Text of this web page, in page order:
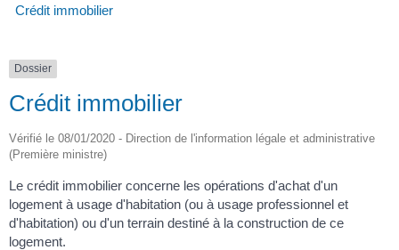
Crédit immobilier
Dossier
Crédit immobilier
Vérifié le 08/01/2020 - Direction de l'information légale et administrative
(Première ministre)
Le crédit immobilier concerne les opérations d'achat d'un
logement à usage d'habitation (ou à usage professionnel et
d'habitation) ou d'un terrain destiné à la construction de ce
logement.